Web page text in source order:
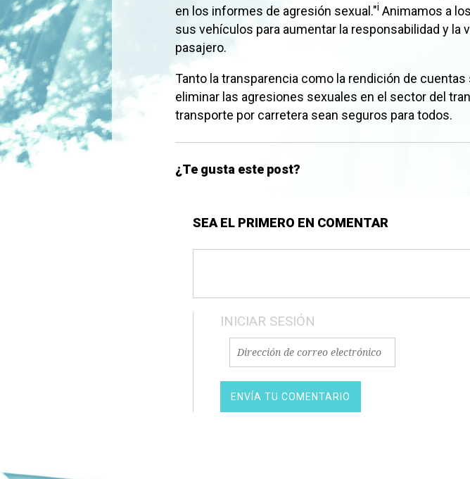
en los informes de agresión sexual."i Animamos a
sus vehículos para aumentar la responsabilidad y la
pasajero.
Tanto la transparencia como la rendición de
eliminar las agresiones sexuales en el sector del
transporte por carretera sean seguros para todos.
¿Te gusta este post?
SEA EL PRIMERO EN COMENTAR
INICIAR SESIÓN